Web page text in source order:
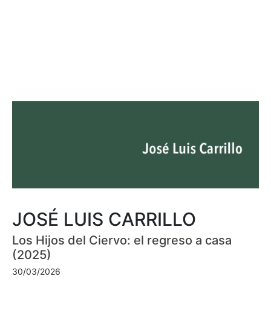
JOSÉ LUIS CARRILLO
Los Hijos del Ciervo: el regreso a casa
(2025)
30/03/2026